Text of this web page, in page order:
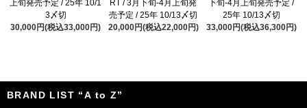
上旬発売予定 / 25年 10/1
3〆切
30,000円(税込33,000円)
RT / 3月下旬-4月上旬発
売予定 / 25年 10/13〆切
20,000円(税込22,000円)
下旬-4月上旬発売予定 /
25年 10/13〆切
33,000円(税込36,300円)
BRAND LIST “A to Z”